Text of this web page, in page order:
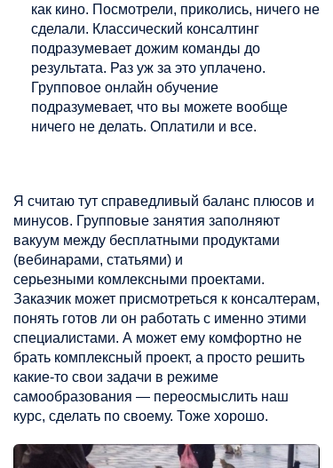
как кино. Посмотрели, приколись, ничего не
сделали. Классический консалтинг
подразумевает дожим команды до
результата. Раз уж за это уплачено.
Групповое онлайн обучение
подразумевает, что вы можете вообще
ничего не делать. Оплатили и все.
Я считаю тут справедливый баланс плюсов и
минусов. Групповые занятия заполняют
вакуум между бесплатными продуктами
(вебинарами, статьями) и
серьезными комлексными проектами.
Заказчик может присмотреться к консалтерам,
понять готов ли он работать с именно этими
специалистами. А может ему комфортно не
брать комплексный проект, а просто решить
какие-то свои задачи в режиме
самообразования — переосмыслить наш
курс, сделать по своему. Тоже хорошо.